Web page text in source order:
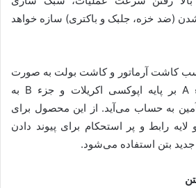
شدن (ضد خزه، جلبک و باکتری‌) سازه خواهد
کاشت آرماتور و کاشت بولت به صورت
دو جزئی است که جزء A بر پایه اپوکسی اکریلات و جزء B به
به حساب می‌آید. از این محصول برای
رابط و پر استحکام برای پیوند دادن
بتن استفاده می‌شود.